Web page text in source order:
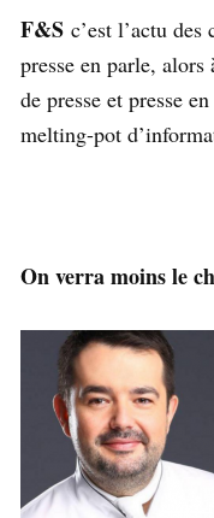
F&S c’est l’actu
presse en parle, alors
de presse et presse
melting-pot
On verra moins le